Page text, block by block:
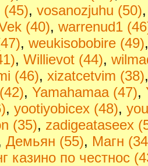
(45), vosanozjuhu (50)
(40), warrenud1
, weukisobobire (49)
, Willievot (44),
(46), xizatcetvim (38)
, Yamahamaa (47),
, yootiyobicex (48),
(35), zadigeataseex
Демьян (55), Магн
казино по честнос